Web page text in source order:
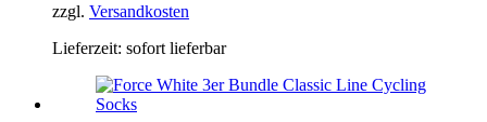
Die
können
auf
der
zzgl. Versandkosten
Lieferzeit: sofort lieferbar